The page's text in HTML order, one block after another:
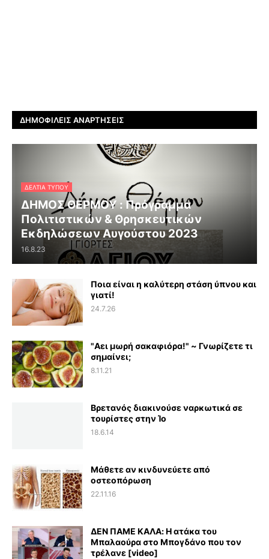
ΔΗΜΟΦΙΛΕΊΣ ΑΝΑΡΤΉΣΕΙΣ
ΔΕΛΤΊΑ ΤΎΠΟΥ
ΔΗΜΟΣ ΘΕΡΜΟΥ : Πρόγραμμα
Πολιτιστικών & Θρησκευτικών
Εκδηλώσεων Αυγούστου 2023
16.8.23
Ποια είναι η καλύτερη στάση ύπνου και
γιατί!
24.7.26
"Αει μωρή σακαφιόρα!" ~ Γνωρίζετε τι
σημαίνει;
8.11.21
Βρετανός διακινούσε ναρκωτικά σε
τουρίστες στην Ίο
18.6.14
Μάθετε αν κινδυνεύετε από
οστεοπόρωση
22.11.16
ΔΕΝ ΠΑΜΕ ΚΑΛΑ: Η ατάκα του
Μπαλαούρα στο Μπογδάνο που τον
τρέλανε [video]